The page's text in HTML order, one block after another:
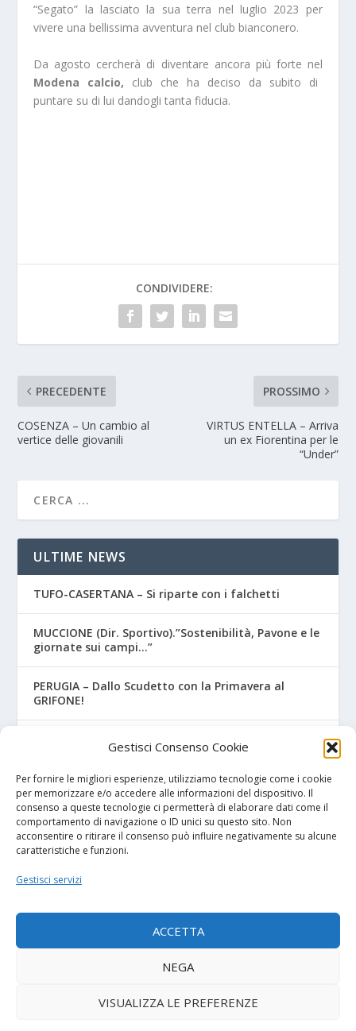
Gestisci Consenso Cookie
Per fornire le migliori esperienze, utilizziamo tecnologie come i cookie
per memorizzare e/o accedere alle informazioni del dispositivo. Il
consenso a queste tecnologie ci permetterà di elaborare dati come il
comportamento di navigazione o ID unici su questo sito. Non
acconsentire o ritirare il consenso può influire negativamente su alcune
caratteristiche e funzioni.
Gestisci servizi
ACCETTA
NEGA
VISUALIZZA LE PREFERENZE
“Segato” la lasciato la sua terra nel luglio 2023 per
vivere una bellissima avventura nel club bianconero.
Da agosto cercherà di diventare ancora più forte nel
Modena calcio, club che ha deciso da subito di
puntare su di lui dandogli tanta fiducia.
CONDIVIDERE:
PRECEDENTE
COSENZA – Un cambio al
vertice delle giovanili
PROSSIMO
VIRTUS ENTELLA – Arriva
un ex Fiorentina per le
“Under”
ULTIME NEWS
TUFO-CASERTANA – Si riparte con i falchetti
MUCCIONE (Dir. Sportivo).”Sostenibilità, Pavone e le
giornate sui campi…”
PERUGIA – Dallo Scudetto con la Primavera al
GRIFONE!
FOGGIA – Si riparte da Gianluca Torma! Il Vivaio
nelle mani dell’ex Watford
I NOSTRI SPONSOR
Diretta.it